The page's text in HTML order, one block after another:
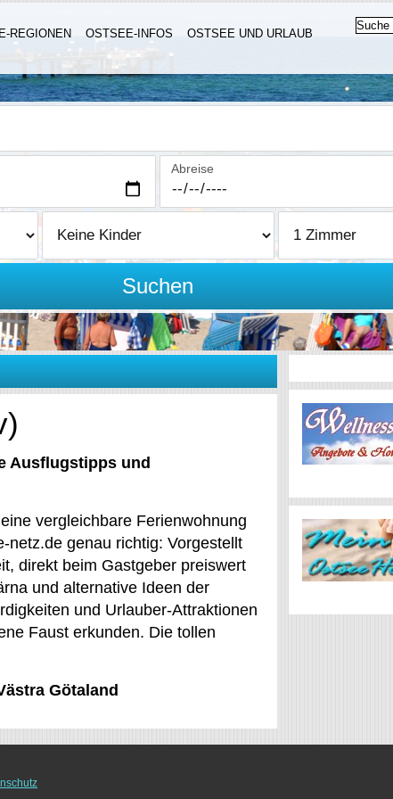
REGIONEN OSTSEE-INFOS
OSTSEE UND URLAUB
Abreise
Suchen
Ausflugstipps und
vergleichbare Ferienwohnung
netz.de genau richtig: Vorgestellt
direkt beim Gastgeber preiswert
und alternative Ideen der
und Urlauber-Attraktionen
Faust erkunden. Die tollen
Götaland